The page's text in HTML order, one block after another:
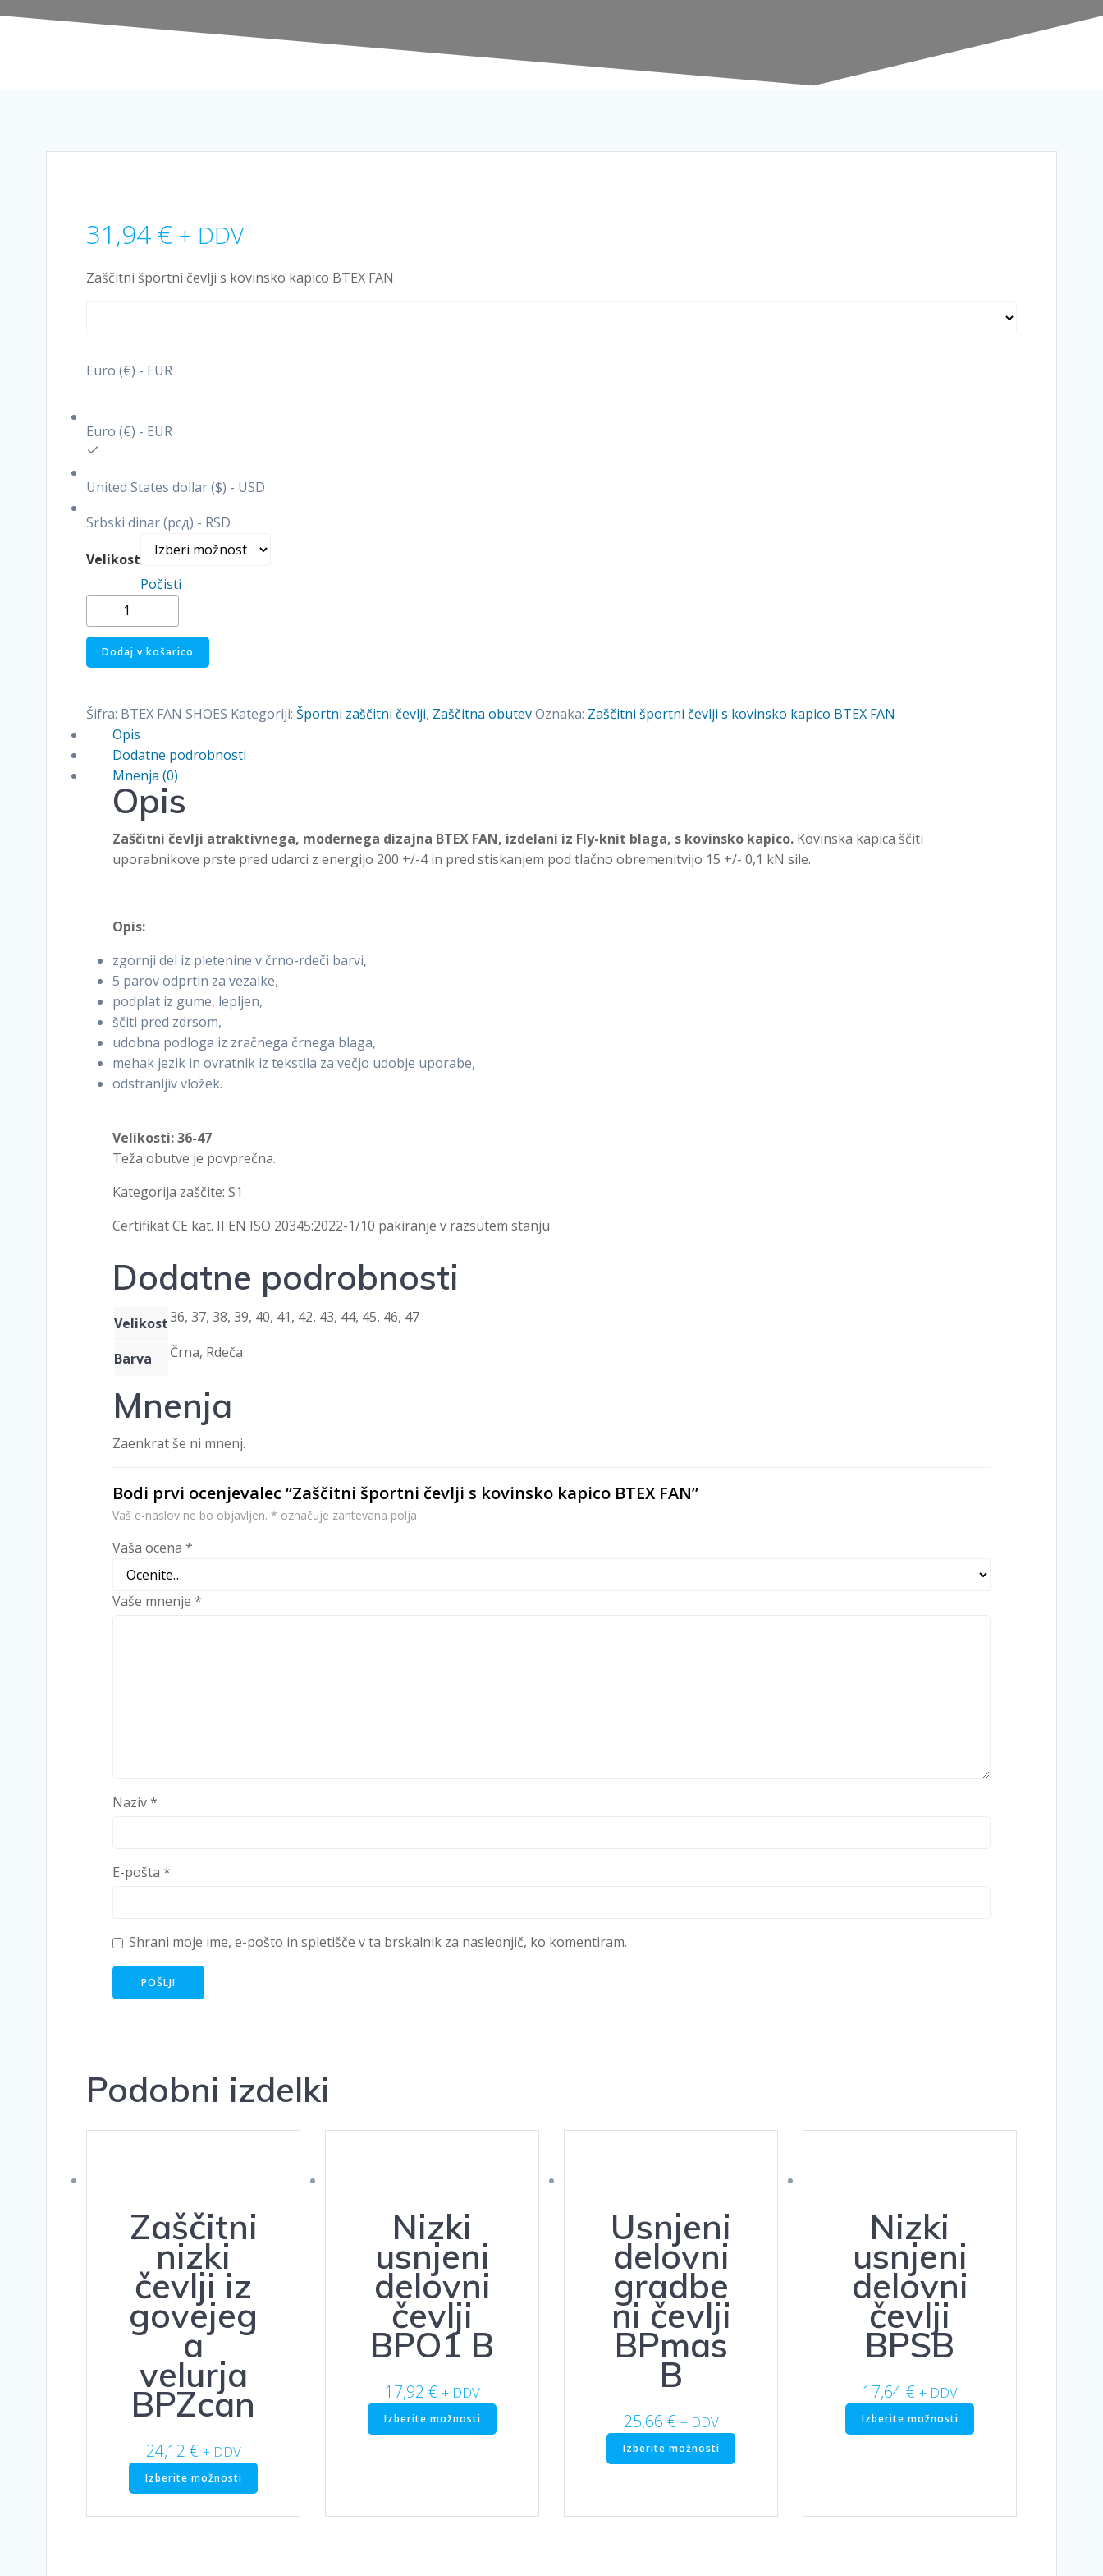
31,94 € + DDV
Zaščitni športni čevlji s kovinsko kapico BTEX FAN
Euro (€) - EUR
Euro (€) - EUR
United States dollar ($) - USD
Srbski dinar (рсд) - RSD
Velikost
Počisti
Zaščitni
športni
čevlji
s
kapico
BTEX
količina
Dodaj v košarico
Šifra: BTEX FAN SHOES Kategoriji: Športni zaščitni čevlji, Zaščitna obutevOznaka: Zaščitni športni čevlji s kovinsko kapico BTEX FAN
Opis
Dodatne podrobnosti
Mnenja (0)
Opis
Zaščitni čevlji atraktivnega, modernega dizajna BTEX FAN, izdelani iz Fly-knit blaga, s kovinsko kapico. Kovinska kapica ščiti
uporabnikove prste pred udarci z energijo 200 +/-4 in pred stiskanjem pod tlačno obremenitvijo 15 +/- 0,1 kN sile.
Opis:
zgornji del iz pletenine v črno-rdeči barvi,
5 parov odprtin za vezalke,
podplat iz gume, lepljen,
ščiti pred zdrsom,
udobna podloga iz zračnega črnega blaga,
mehak jezik in ovratnik iz tekstila za večjo udobje uporabe,
odstranljiv vložek.
Velikosti: 36-47
Teža obutve je povprečna.
Kategorija zaščite: S1
Certifikat CE kat. II EN ISO 20345:2022-1/10 pakiranje v razsutem stanju
Dodatne podrobnosti
Velikost36, 37, 38, 39, 40, 41, 42, 43, 44, 45, 46, 47
Barva Črna, Rdeča
Mnenja
Zaenkrat še ni mnenj.
Bodi prvi ocenjevalec “Zaščitni športni čevlji s kovinsko kapico BTEX FAN”
Vaš e-naslov ne bo objavljen. * označuje zahtevana polja
Vaša ocena *
Vaše mnenje *
Naziv*
E-pošta *
Shrani moje ime, e-pošto in spletišče v ta brskalnik za naslednjič, ko komentiram.
Podobni izdelki
Zaščitni
nizki
čevlji iz
govejeg
a
velurja
BPZcan
24,12 € + DDV
Izberite možnosti
Ta
izdelek
ima
Nizki
usnjeni
delovni
čevlji
BPO1 B
17,92 € + DDV
Izberite možnosti
Ta
izdelek
Možnosti
Usnjeni
delovni
gradbe
ni čevlji
BPmas
B
25,66 € + DDV
Izberite možnosti
Ta
izdelek
Nizki
usnjeni
delovni
čevlji
BPSB
17,64€ + DDV
Izberite možnosti
Ta
izdelek
Možnosti